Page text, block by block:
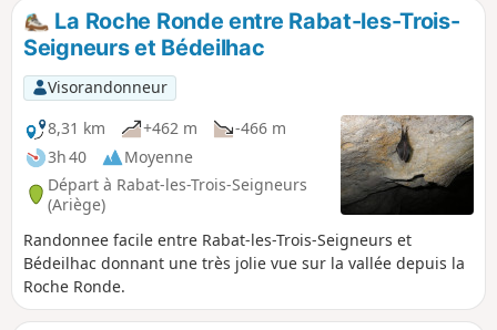
La Roche Ronde entre Rabat-les-Trois-
Seigneurs et Bédeilhac
Visorandonneur
8,31 km
+462 m
-466 m
3h 40
Moyenne
Départ à Rabat-les-Trois-Seigneurs
(Ariège)
Randonnee facile entre Rabat-les-Trois-Seigneurs et
Bédeilhac donnant une très jolie vue sur la vallée depuis la
Roche Ronde.